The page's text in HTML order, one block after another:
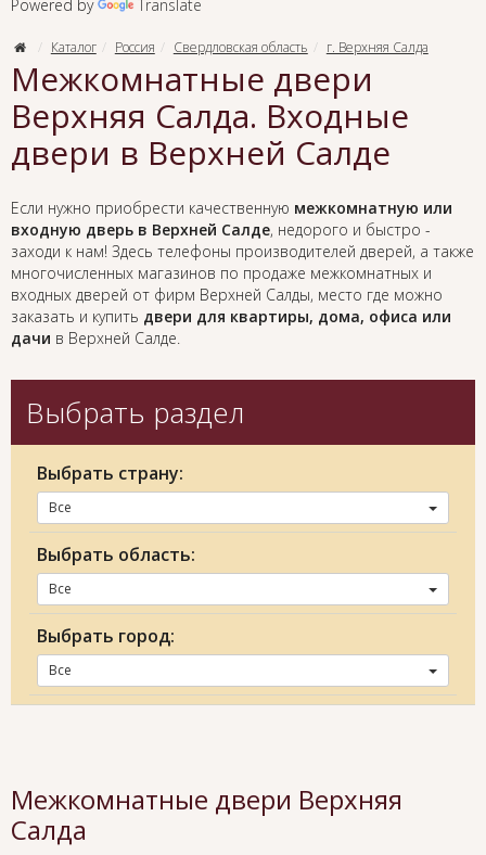
Powered by Translate
Каталог Россия Свердловская область г. Верхняя Салда
Межкомнатные двери
Верхняя Салда. Входные
двери в Верхней Салде
Если нужно приобрести качественную межкомнатную или
входную дверь в Верхней Салде, недорого и быстро -
заходи к нам! Здесь телефоны производителей дверей, а также
многочисленных магазинов по продаже межкомнатных и
входных дверей от фирм Верхней Салды, место где можно
заказать и купить двери для квартиры, дома, офиса или
дачи в Верхней Салде.
Выбрать раздел
Выбрать страну:
Все
Выбрать область:
Все
Выбрать город:
Все
Межкомнатные двери Верхняя
Салда